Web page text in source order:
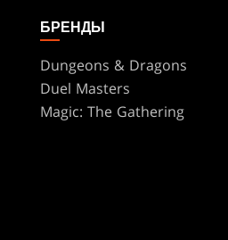
БРЕНДЫ
Dungeons & Dragons
Duel Masters
Magic: The Gathering